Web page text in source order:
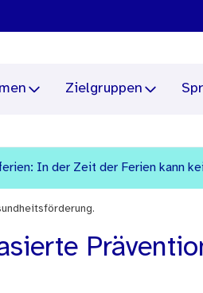
Zielgruppen
In der Zeit der Ferien kann